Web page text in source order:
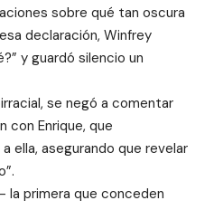
sobre qué tan oscura
declaración, Winfrey
y guardó silencio un
se negó a comentar
con Enrique, que
ella, asegurando que revelar
primera que conceden